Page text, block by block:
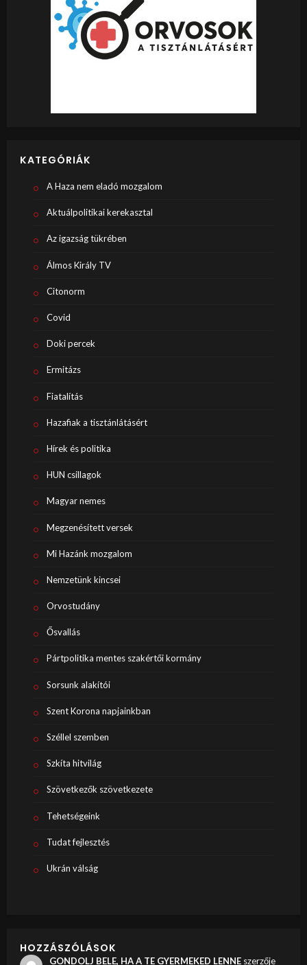
KATEGÓRIÁK
A Haza nem eladó mozgalom
Aktuálpolitikai kerekasztal
Az igazság tükrében
Álmos Király TV
Citonorm
Covid
Doki percek
Ermitázs
Fiatalítás
Hazafiak a tisztánlátásért
Hírek és politika
HUN csillagok
Magyar nemes
Megzenésített versek
Mi Hazánk mozgalom
Nemzetünk kincsei
Orvostudány
Ősvallás
Pártpolitika mentes szakértői kormány
Sorsunk alakítói
Szent Korona napjainkban
Széllel szemben
Szkíta hitvilág
Szövetkezők szövetkezete
Tehetségeink
Tudat fejlesztés
Ukrán válság
HOZZÁSZÓLÁSOK
GONDOLJ BELE, HA A TE GYERMEKED LENNEszerzője